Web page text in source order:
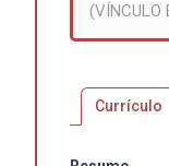
(VÍNCULO
Currículo